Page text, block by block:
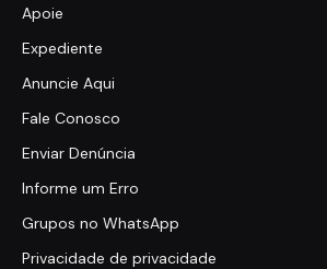
Apoie
Expediente
Anuncie Aqui
Fale Conosco
Enviar Denúncia
Informe um Erro
Grupos no WhatsApp
Privacidade de privacidade